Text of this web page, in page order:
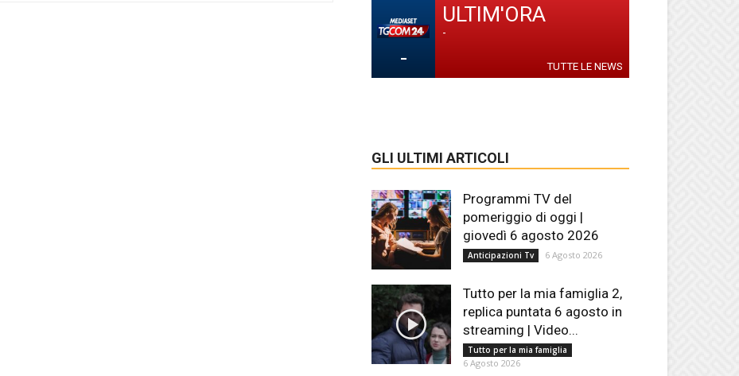
-
ULTIM'ORA
-
TUTTE LE NEWS
GLI ULTIMI ARTICOLI
Programmi TV del
pomeriggio di oggi |
giovedì 6 agosto 2026
Anticipazioni Tv 6 Agosto 2026
Tutto per la mia famiglia 2,
replica puntata 6 agosto in
streaming | Video...
Tutto per la mia famiglia
6 Agosto 2026